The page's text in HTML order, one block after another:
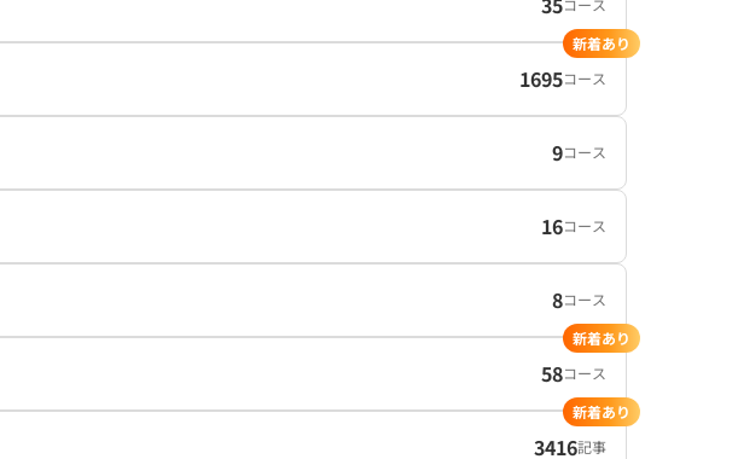
コース
1695コース
新着あり
9コース
16コース
8コース
58コース
新着あり
3416記事
新着あり